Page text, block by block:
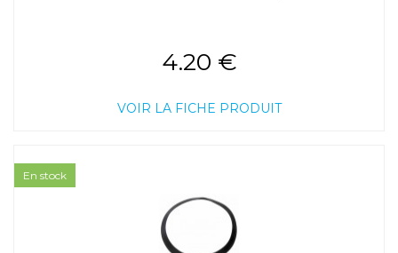
4.20 €
VOIR LA FICHE PRODUIT
En stock